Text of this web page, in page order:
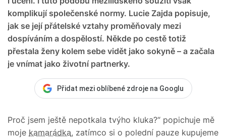
komplikují společenské normy. Lucie Zajda popisuje,
jak se její přátelské vztahy proměňovaly mezi
dospíváním a dospělostí. Někde po cestě totiž
přestala ženy kolem sebe vidět jako sokyně – a začala
je vnímat jako životní partnerky.
Přidat mezi oblíbené zdroje na Googlu
Proč jsem ještě nepotkala tvýho kluka?“ popichuje mě
moje kamarádka, zatímco si o polední pauze kupujeme